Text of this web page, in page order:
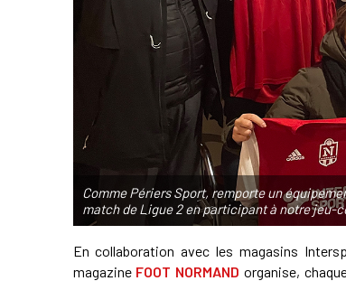
Comme Périers Sport, remporte un
match de Ligue 2 en participant à notre jeu-
En collaboration avec les magasins
magazine FOOT NORMAND organise,